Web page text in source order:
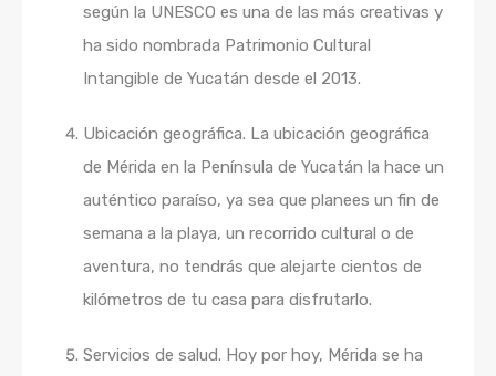
según la UNESCO es una de las más creativas y
ha sido nombrada Patrimonio Cultural
Intangible de Yucatán desde el 2013.
Ubicación geográfica. La ubicación geográfica
de Mérida en la Península de Yucatán la hace un
auténtico paraíso, ya sea que planees un fin de
semana a la playa, un recorrido cultural o de
aventura, no tendrás que alejarte cientos de
kilómetros de tu casa para disfrutarlo.
Servicios de salud. Hoy por hoy, Mérida se ha